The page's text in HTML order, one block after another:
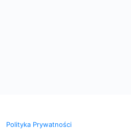
Polityka Prywatności